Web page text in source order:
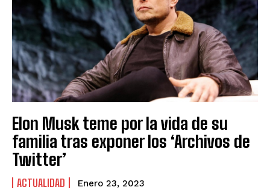
Elon Musk teme por la vida de su
familia tras exponer los ‘Archivos de
Twitter’
ACTUALIDAD Enero 23, 2023